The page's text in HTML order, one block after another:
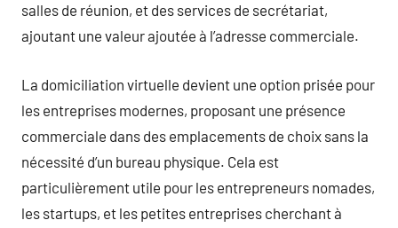
salles de réunion, et des services de secrétariat,
ajoutant une valeur ajoutée à l’adresse commerciale.
La domiciliation virtuelle devient une option prisée pour
les entreprises modernes, proposant une présence
commerciale dans des emplacements de choix sans la
nécessité d’un bureau physique. Cela est
particulièrement utile pour les entrepreneurs nomades,
les startups, et les petites entreprises cherchant à